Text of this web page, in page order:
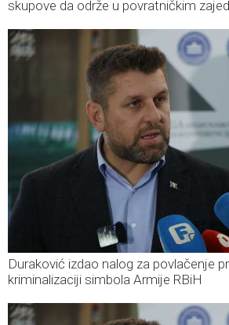
skupove da održe u povratničkim
Duraković izdao nalog za povlačenje
kriminalizaciji simbola Armije RBiH